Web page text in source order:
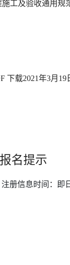
工及验收通用规
下载2021年3月19
名提示
册信息时间：